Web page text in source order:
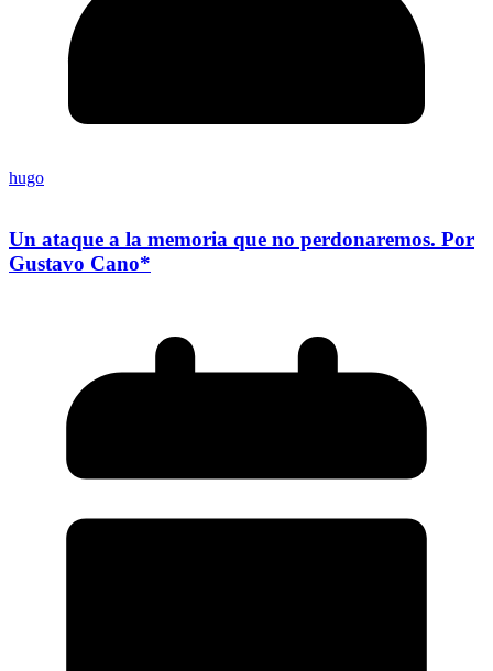
hugo
Un ataque a la memoria que no perdonaremos. Por
Gustavo Cano*